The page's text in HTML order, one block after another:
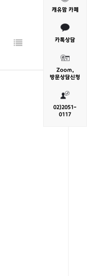
캐유맘 카페
카톡상담
Zoom,
방문상담신청
02)2051-
0117